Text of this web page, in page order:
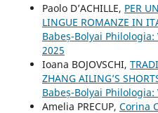
Paolo D’ACHILLE, PER
LINGUE ROMANZE IN
Babeș-Bolyai
2025
Ioana BOJOVSCHI,
ZHANG AILING’S
Babeș-Bolyai
Amelia PRECUP, Corina